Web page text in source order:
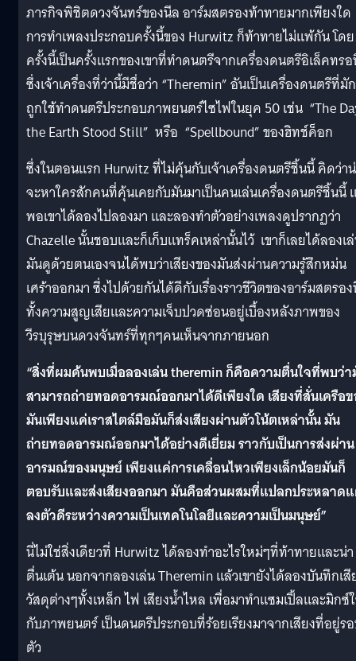
ภารกิจพิชิตดวงจันทร์ของนีลอาร์มสตรองท้าทายมากเพียงใด
การทำเพลงประกอบครั้งนี้ของ Hurwitzก็ท้าทายไม่แพ้กัน โดย
ครั้งนี้เป็นครั้งแรกของเขาที่ทำดนตรีจากเครื่องดนตรีอิเล็คทร
ซึ่งเจ้าเครื่องที่ว่านี้มีชื่อว่า “Theremin” อันเป็นเครื่องดนตรีที่มัก
ถูกใช้ทำดนตรีประกอบภาพยนตร์ไซไฟในยุค 50 เช่น “The
the Earth Stood Still” หรือ “Spellbound”ของฮิทช์ค็อก
ซึ่งในตอนแรก Hurwitzที่ไม่คุ้นกับเจ้าเครื่องดนตรีชิ้นนี้ คิดว่า
จะหาใครสักคนที่คุ้นเคยกับมันมาเป็นคนเล่นเครื่องดนตรีชิ้นนี้
พอเขาได้ลองไปลองมา และลองทำตัวอย่างเพลงดูปรากฏว่า
Chazelle นั้นชอบและก็เก็บแทร็คเหล่านั้นไว้ เขาก็เลยได้ลองเ
มันดูด้วยตนเองจนได้พบว่าเสียงของมันส่งผ่านความรู้สึกหม่น
เศร้าออกมา ซึ่งไปด้วยกันได้ดีกับเรื่องราวชีวิตของอาร์มสตรอ
ทั้งความสูญเสียและความเจ็บปวดซ่อนอยู่เบื้องหลังภาพของ
วีรบุรุษบนดวงจันทร์ที่ทุกๆคนเห็นจากภายนอก
“สิ่งที่ผมค้นพบเมื่อลองเล่น theremin ก็คือความตื่นใจที่พบว่
สามารถถ่ายทอดอารมณ์ออกมาได้ดีเพียงใด เสียงที่สั่นเครือ
มันเพียงแค่เราสไตล์มือมันก็ส่งเสียงผ่านตัวโน้ตเหล่านั้น มัน
ถ่ายทอดอารมณ์ออกมาได้อย่างดีเยี่ยม ราวกับเป็นการส่งผ่าน
อารมณ์ของมนุษย์ เพียงแค่การเคลื่อนไหวเพียงเล็กน้อยมันก็
ตอบรับและส่งเสียงออกมา มันคือส่วนผสมที่แปลกประหลาด
ลงตัวดีระหว่างความเป็นเทคโนโลยีและความเป็นมนุษย์”
นี่ไม่ใช่สิ่งเดียวที่ Hurwitz ได้ลองทำอะไรใหม่ๆที่ท้าทายและน่า
ตื่นเต้น นอกจากลองเล่น Theremin แล้วเขายังได้ลองบันทึกเสี
วัสดุต่างๆทั้งเหล็ก ไฟ เสียงน้ำไหล เพื่อมาทำแซมเปิ้ลและมิกซ์
กับภาพยนตร์ เป็นดนตรีประกอบที่ร้อยเรียงมาจากเสียงที่อยู่ร
ตัว